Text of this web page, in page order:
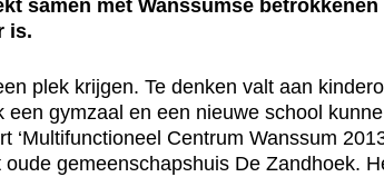
samen met Wanssumse
is.
plek krijgen. Te denken valt aan
gymzaal en een nieuwe school
Centrum Wanssum
gemeenschapshuis De Zandhoek.